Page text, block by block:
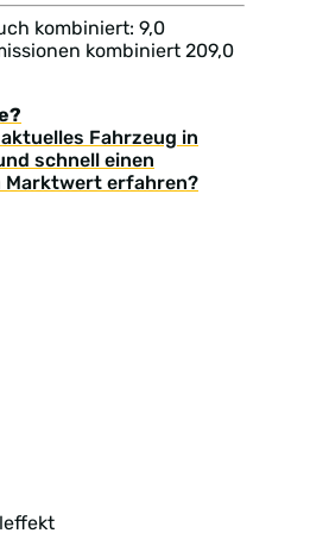
kombiniert: 9,0
kombiniert 209,0
Fahrzeug in
schnell einen
Marktwert erfahren?